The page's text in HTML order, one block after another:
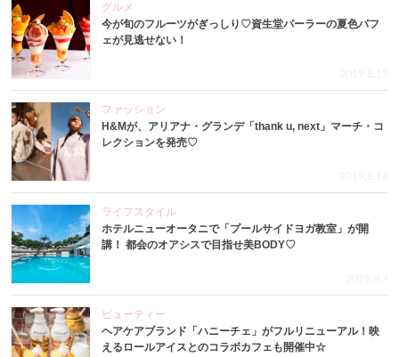
グルメ
今が旬のフルーツがぎっしり♡資生堂パーラーの夏色パフ
ェが見逃せない！
2019.8.15
ファッション
H&Mが、アリアナ・グランデ「thank u, next」マーチ・コ
レクションを発売♡
2019.8.14
ライフスタイル
ホテルニューオータニで「プールサイドヨガ教室」が開
講！ 都会のオアシスで目指せ美BODY♡
2019.8.9
ビューティー
ヘアケアブランド「ハニーチェ」がフルリニューアル！映
えるロールアイスとのコラボカフェも開催中☆